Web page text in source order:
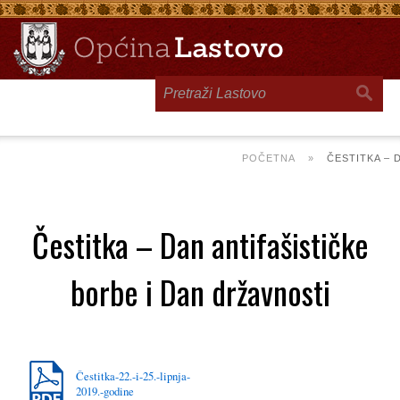
POČETNA » ČESTITKA –
Čestitka – Dan antifašističke
borbe i Dan državnosti
Čestitka-22.-i-25.-lipnja-
2019.-godine